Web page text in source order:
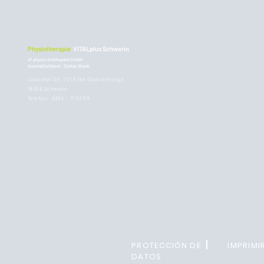
Physiotherapie VITALplus Schwerin
Lübecker Str. 117 (Ecke Obotritenring)
19059 Schwerin
Telefon: 0385 - 71 57 69
cf physio Greifswald GmbH
Geschäftsführer: Stefan Blank
PROTECCIÓN DE
DATOS